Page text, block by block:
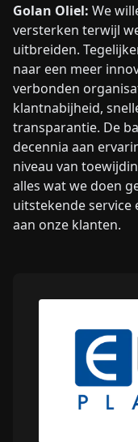
Golan Oliel: We
versterken terwijl
uitbreiden.
naar een meer
verbonden
klantnabijheid,
transparantie. De
decennia aan
niveau van
alles wat we doen
uitstekende service
aan onze klanten.